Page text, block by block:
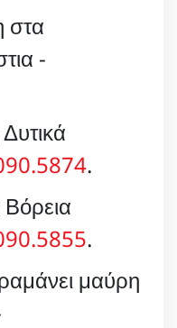
στα
-
.
.
μαύρη